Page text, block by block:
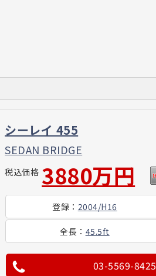
シーレイ 455
SEDAN BRIDGE
税込価格 3880万円
登録 ： 2004/H16
全長 ： 45.5ft
03-5569-8425